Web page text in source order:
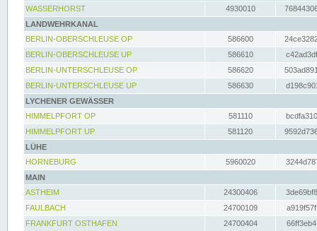
WASSERHORST
4930010
LANDWEHRKANAL
BERLIN-OBERSCHLEUSE OP
586600
BERLIN-OBERSCHLEUSE UP
586610
BERLIN-UNTERSCHLEUSE OP
586620
BERLIN-UNTERSCHLEUSE UP
586630
LYCHENER GEWÄSSER
HIMMELPFORT OP
581110
HIMMELPFORT UP
581120
LÜHE
HORNEBURG
5960020
MAIN
ASTHEIM
24300406
FAULBACH
24700109
FRANKFURT OSTHAFEN
24700404